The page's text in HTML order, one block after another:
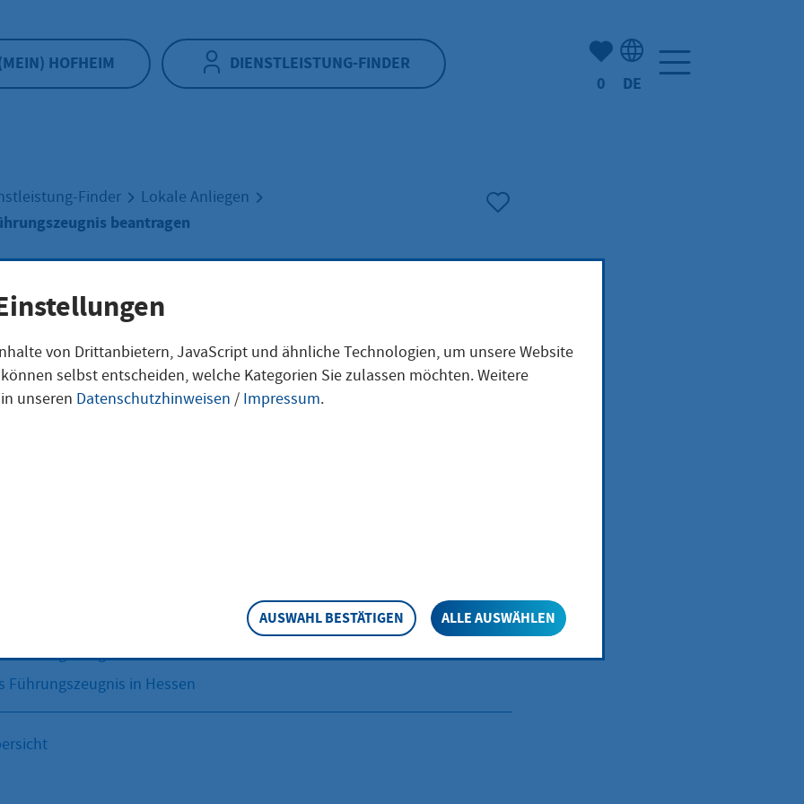
HOFHEIM DIENSTLEISTUNG-FINDER
Anzahl der gemerkten
0 DE
Finder Lokale Anliegen
beantragen
Deep-Link zum Ursprungsportal Weiterleitungsdienst: Deep-Link zum
Führungszeugnis in Hessen
Führungszeugnis in Hessen
von Drittanbietern, JavaScript und ähnliche Technologien, um unsere Website
selbst entscheiden, welche Kategorien Sie zulassen möchten. Weitere
unseren Datenschutzhinweisen / Impressum.
AUSWAHL BESTÄTIGEN ALLE AUSWÄHLEN